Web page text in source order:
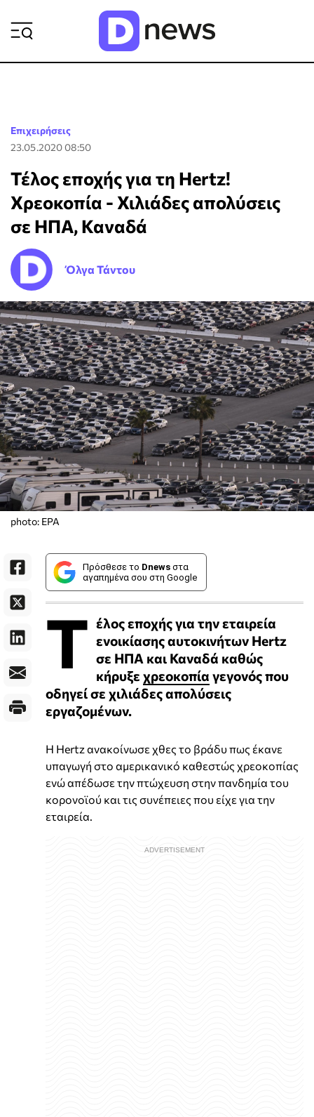
Επιχειρήσεις
23.05.2020 08:50
Τέλος εποχής για τη Hertz!
Χρεοκοπία - Χιλιάδες απολύσεις
σε ΗΠΑ, Καναδά
Όλγα Τάντου
photo: EPA
Πρόσθεσε το Dnews στα
αγαπημένα σου στη Google
Τ έλος εποχής για την εταιρεία
ενοικίασης αυτοκινήτων Hertz
σε ΗΠΑ και Καναδά καθώς
κήρυξε χρεοκοπία γεγονός που
οδηγεί σε χιλιάδες απολύσεις
εργαζομένων.
Η Hertz ανακοίνωσε χθες το βράδυ πως έκανε
υπαγωγή στο αμερικανικό καθεστώς χρεοκοπίας
ενώ απέδωσε την πτώχευση στην πανδημία του
κορονοϊού και τις συνέπειες που είχε για την
εταιρεία.